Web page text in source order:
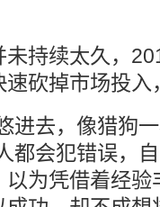
持续太久，
砍掉市场投入
进去，像猎狗
都会犯错误，
为凭借着经